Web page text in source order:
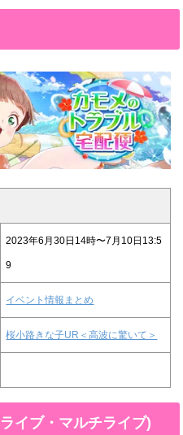
2023年6月30日14時〜7月10日13:5
9
イベント情報まとめ
桜小路きな子UR＜高波に驚いて＞
イブ・マルチライブ)